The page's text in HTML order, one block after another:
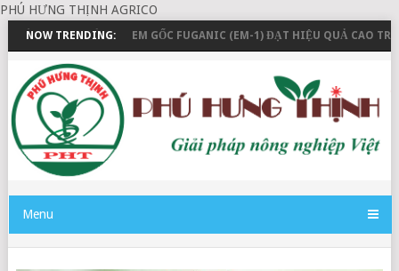
PHÚ HƯNG THỊNH AGRICO
NOW TRENDING:
VÀ THANH TOÁN EM GỐC FUGANIC (EM-1) ĐẠT HIỆU QUẢ CAO
Menu